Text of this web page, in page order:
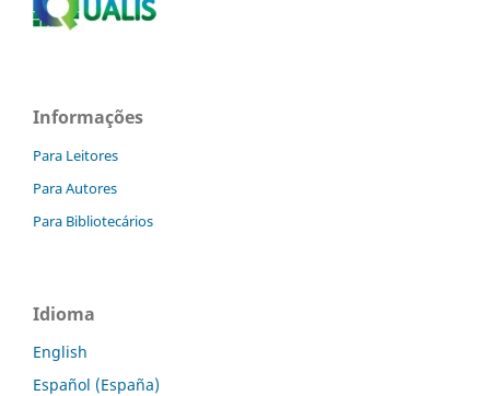
Informações
Para Leitores
Para Autores
Para Bibliotecários
Idioma
English
Español (España)